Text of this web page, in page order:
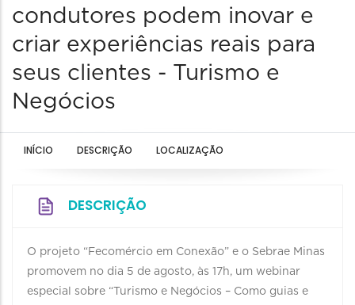
condutores podem inovar e
criar experiências reais para
seus clientes - Turismo e
Negócios
INÍCIO DESCRIÇÃO LOCALIZAÇÃO
DESCRIÇÃO
O projeto “Fecomércio em Conexão” e o Sebrae Minas
promovem no dia 5 de agosto, às 17h, um webinar
especial sobre “Turismo e Negócios – Como guias e